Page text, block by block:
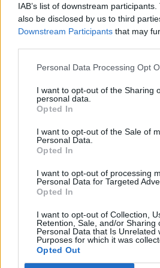
IAB’s list of downstream
also be disclosed by us to third
Downstream Participants that may
Personal Data Processing Opt
I want to opt-out of the Sharing
personal data.
Opted In
I want to opt-out of the Sale of
Personal Data.
Opted In
I want to opt-out of processing
Personal Data for Targeted
Opted In
I want to opt-out of Collection,
Retention, Sale, and/or Sharing
Personal Data that Is Unrelated
Purposes for which it was
Opted Out
Imre Hilda
Oktatás és nevelés területén
mögött. Néha meséket is írok, de
KAPCSOLÓDÓ CIKKEK TÖBB
Pedig szóltam… –
nőknek, amikor